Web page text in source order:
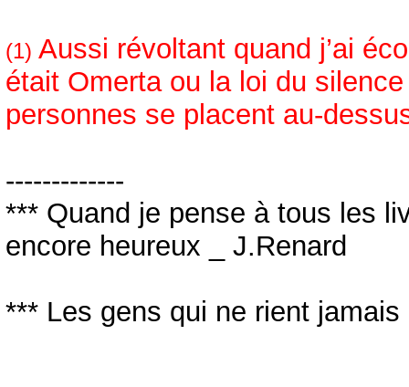
(1) Aussi révoltant quand j’ai
était Omerta ou la loi du
personnes se placent au-
-------------
*** Quand je pense à tous les
encore heureux _ J.Renard
*** Les gens qui ne rient